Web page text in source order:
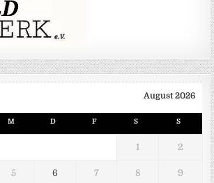
August 2026
M D F S S
1 2
5 6 7 8 9